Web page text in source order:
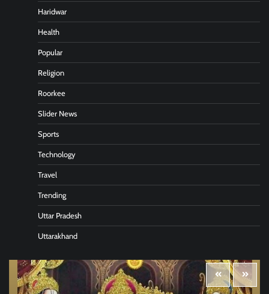
Haridwar
Health
Popular
Religion
Roorkee
Slider News
Sports
Technology
Travel
Trending
Uttar Pradesh
Uttarakhand